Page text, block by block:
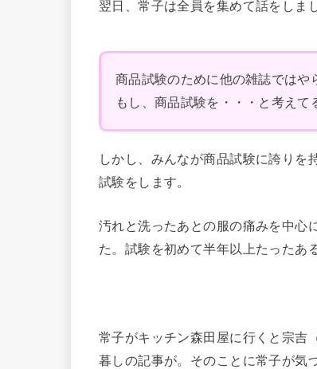
翌日、常子は全員を集めて話をしま
商品試験のために他の雑誌ではや
もし、商品試験を・・・と考えて
しかし、みんなが商品試験に誇りを
試験をします。
汚れと洗ったあとの服の痛みを中心
た。試験を初めて半年以上たったあ
常子がキッチン森田屋に行くと宗吉
暮しの記事が。そのことに常子が気